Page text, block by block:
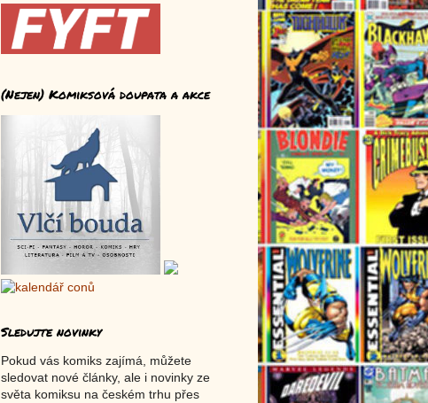
(Nejen) Komiksová doupata a akce
Sledujte novinky
Pokud vás komiks zajímá, můžete
sledovat nové články, ale i novinky ze
světa komiksu na českém trhu přes